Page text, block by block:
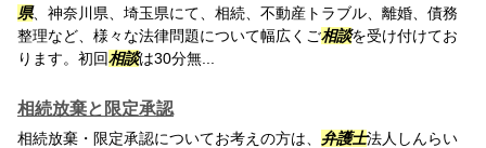
県、神奈川県、埼玉県にて、相続、不動産トラブル、離婚、債務
整理など、様々な法律問題について幅広くご相談を受け付けてお
ります。初回相談は30分無...
相続放棄と限定承認
相続放棄・限定承認についてお考えの方は、 弁護士法人しんらい